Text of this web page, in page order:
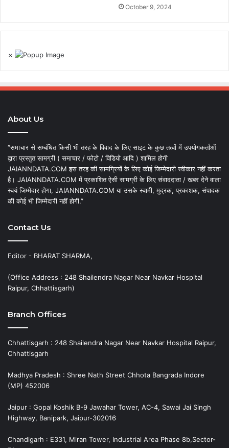
October 9, 2024
×
About Us
“समाचार से सम्बंधित किसी भी तरह के विवाद के लिए साइट के कुछ तत्वों में उपयोगकर्ताओं
द्वारा प्रस्तुत सामग्री ( समाचार / फोटो / विडियो आदि ) शामिल होगी
JAIANNDATA.COM इस तरह की सामग्रियों के लिए कोई जिम्मेदारी स्वीकार नहीं करता
है। JAIANNDATA.COM में प्रकाशित ऐसी सामग्री के लिए संवाददाता / खबर देने वाला
स्वयं जिम्मेदार होगा, JAIANNDATA.COM या उसके स्वामी, मुद्रक, प्रकाशक, संपादक
की कोई भी जिम्मेदारी नहीं होगी.”
Contact Us
Editor - BHARAT SHARMA,
(Office Address : 248 Shailendra Nagar Near Navkar Hospital
Raipur, Chhattisgarh)
Branch Offices
Chhattisgarh : 248 Shailendra Nagar Near Navkar Hospital Raipur,
Chhattisgarh
Madhya Pradesh : Shree Nath Street Chhota Bangrada Indore
(MP) 452006
Jaipur : Gopal Koshik B-9 Jawahar Tower, AC-4, Sawai Jai Singh
Highway, Banipark, Jaipur-302016
Chandigarh : E331, Miran Tower, Industrial Area Phase 8b,Sector-